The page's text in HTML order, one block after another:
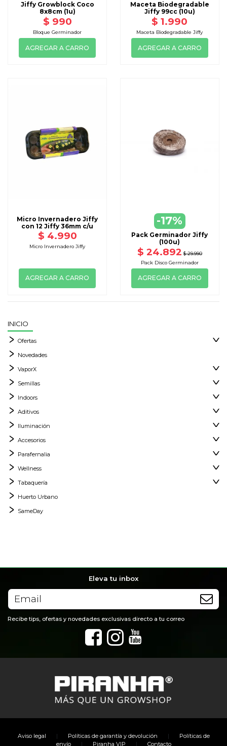
Jiffy Growblock Coco
8x8cm (1u)
$ 990
Bloque Germinador
AGREGAR A CARRO
Maceta Biodegradable
Jiffy 99cc (10u)
$ 1.990
Maceta Biodegradable Jiffy
AGREGAR A CARRO
Micro Invernadero Jiffy
con 12 Jiffy 36mm c/u
$ 4.990
Micro Invernadero Jiffy
AGREGAR A CARRO
-17%
Pack Germinador Jiffy
(100u)
$ 24.892 $ 29.990
Pack Disco Germinador
AGREGAR A CARRO
INICIO
Ofertas
Novedades
VaporX
Semillas
Indoors
Aditivos
Iluminación
Accesorios
Parafernalia
Wellness
Tabaquería
Huerto Urbano
SameDay
Eleva tu inbox
Recibe tips, ofertas y novedades exclusivas directo a tu correo
Aviso legal | Políticas de garantía y devolución |
Políticas de
envío
| Piranha VIP | Contacto